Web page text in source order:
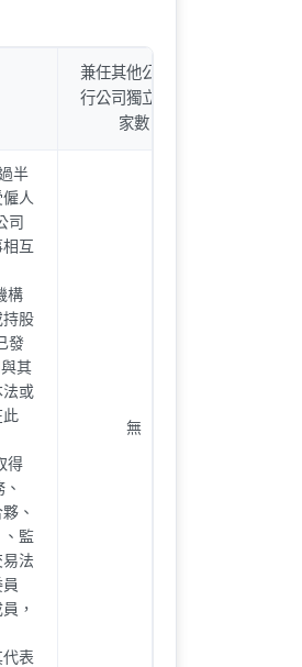
兼任其他公開發
行公司獨立董事
家數
半
人
司
互
構
持股
發
其
或
此
得
、
監
法
，
表
無